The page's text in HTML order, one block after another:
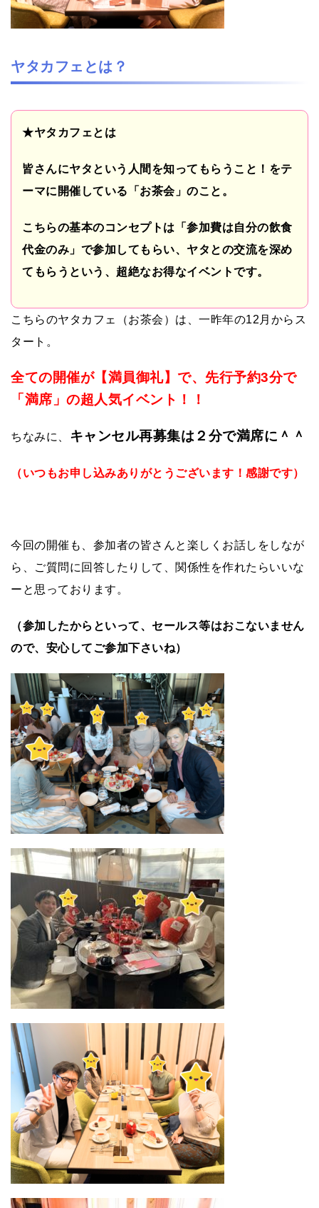
ヤタカフェとは？
★ヤタカフェとは
皆さんにヤタという人間を知ってもらうこと！をテ
ーマに開催している「お茶会」のこと。
こちらの基本のコンセプトは「参加費は自分の飲食
代金のみ」で参加してもらい、ヤタとの交流を深め
てもらうという、超絶なお得なイベントです。
こちらのヤタカフェ（お茶会）は、一昨年の12 月から ス
タート。
全ての開催が【満員御礼】で、 先行予約3分で
「満席」の超人気イベント！！
ちなみに、 キャンセル再募集は２分で満席に＾＾
（いつもお申し込みありがとうございます！感謝です）
今回の開催も、参加者の皆さんと楽しくお話しをしなが
ら、ご質問に回答したりして、関係性を作れたらいいな
ーと思っております。
（参加したからといって、セールス等はおこないません
ので、安心してご参加下さいね）